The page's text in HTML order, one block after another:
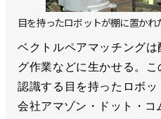
目を持ったロボットが棚に置か
ベクトルペアマッチング
グ作業などに生かせる。
認識する目を持ったロボ
会社アマゾン・ドット・コ